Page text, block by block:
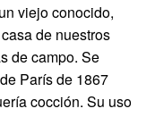
viejo conocido,
de nuestros
de campo. Se
París de 1867
cocción. Su uso